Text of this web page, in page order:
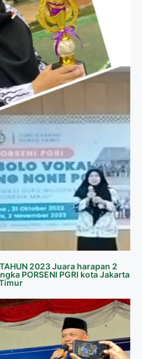
2023 Juara harapan 2
PORSENI PGRI kota Jakarta